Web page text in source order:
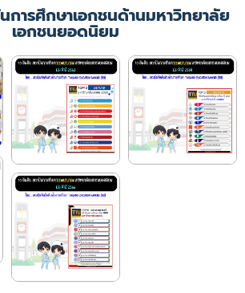
การศึกษา 2564 - 2567)
เพิ่มเติม
การศึกษาเอกชนด้านมหาวิทยาลัย
เอกชนยอดนิยม